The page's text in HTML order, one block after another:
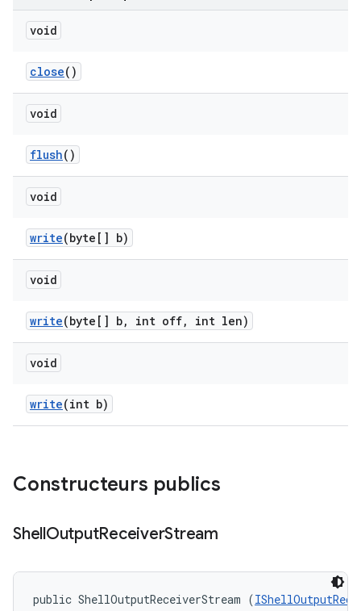
void
close()
void
flush()
void
write(byte[] b)
void
write(byte[] b, int off, int len)
void
write(int b)
Constructeurs publics
ShellOutputReceiverStream
public ShellOutputReceiverStream (